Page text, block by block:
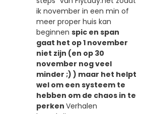
ik november in een min of
meer proper huis kan
beginnen spic en span
gaat het op 1 november
niet zijn (en op 30
november nog veel
minder ;) ) maar het helpt
wel om een systeem te
hebben om de chaos in te
perken Verhalen